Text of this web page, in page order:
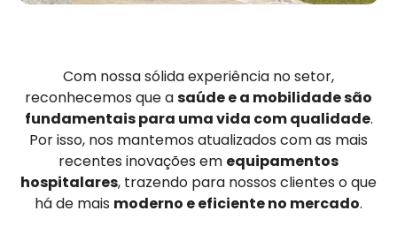
Com nossa sólida experiência no setor,
reconhecemos que asaúde e a mobilidade são
fundamentais para uma vida com qualidade.
Por isso, nos mantemos atualizados com as mais
recentes inovações em equipamentos
hospitalares, trazendo para nossos clientes o que
há de mais moderno e eficiente no mercado.